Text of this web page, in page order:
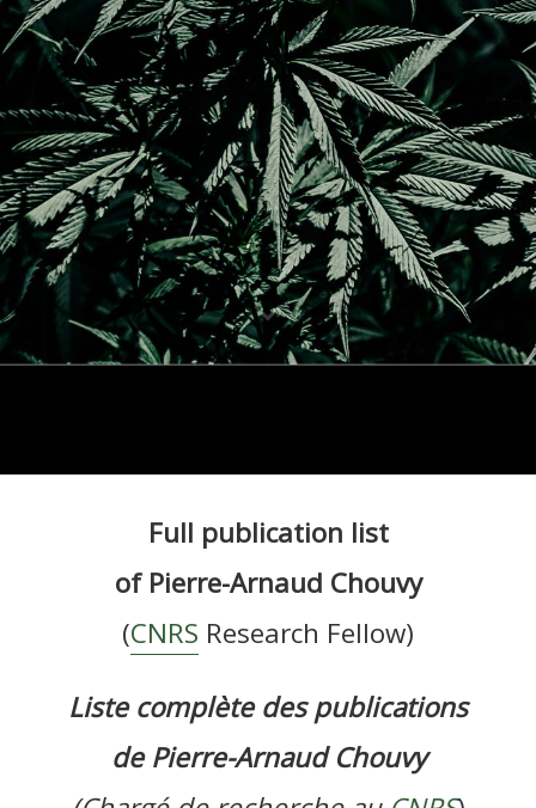
Full publication list
of Pierre-Arnaud Chouvy
(CNRS Research Fellow)
Liste complète des publications
de Pierre-Arnaud Chouvy